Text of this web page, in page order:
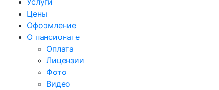
Услуги
Цены
Оформление
О пансионате
Оплата
Лицензии
Фото
Видео